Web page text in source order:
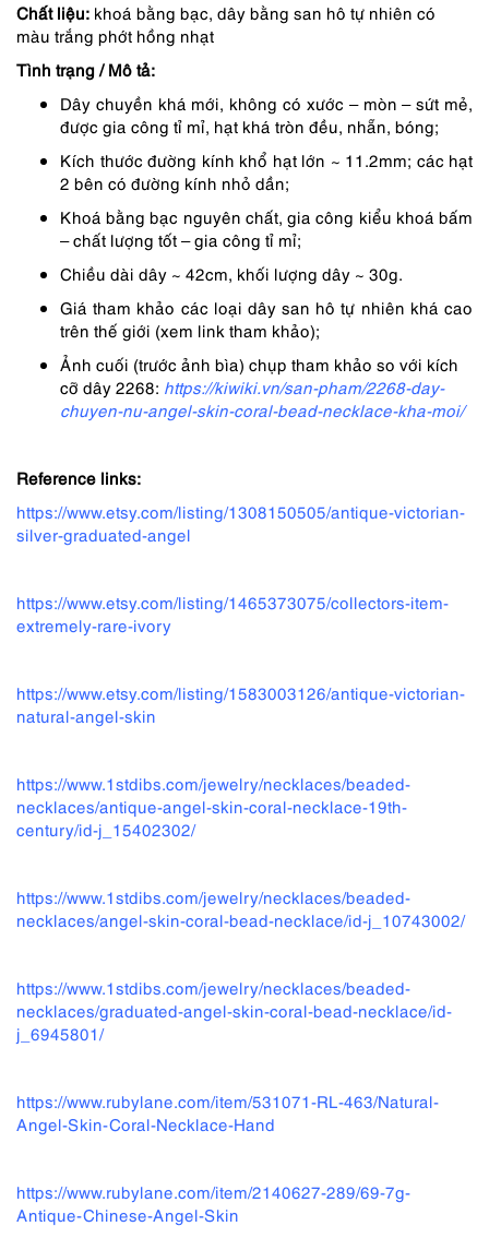
là:
6,890,000 ₫.
tại
là:
Chất liệu: khoá bằng bạc, dây bằng san hô tự nhiên có
màu trắng phớt hồng nhạt
Tình trạng / Mô tả:
Dây chuyền khá mới, không có xước – mòn – sứt mẻ,
được gia công tỉ mỉ, hạt khá tròn đều, nhẵn, bóng;
Kích thước đường kính khổ hạt lớn ~ 11.2mm; các hạt
2 bên có đường kính nhỏ dần;
Khoá bằng bạc nguyên chất, gia công kiểu khoá bấm
– chất lượng tốt – gia công tỉ mỉ;
Chiều dài dây ~ 42cm, khối lượng dây ~ 30g.
Giá tham khảo các loại dây san hô tự nhiên khá cao
trên thế giới (xem link tham khảo);
Ảnh cuối (trước ảnh bìa) chụp tham khảo so với kích
cỡ dây 2268: https://kiwiki.vn/san-pham/2268-day-
chuyen-nu-angel-skin-coral-bead-necklace-kha-moi/
Reference links:
https://www.etsy.com/listing/1308150505/antique-victorian-
silver-graduated-angel
https://www.etsy.com/listing/1465373075/collectors-item-
extremely-rare-ivory
https://www.etsy.com/listing/1583003126/antique-victorian-
natural-angel-skin
https://www.1stdibs.com/jewelry/necklaces/beaded-
necklaces/antique-angel-skin-coral-necklace-19th-
century/id-j_15402302/
https://www.1stdibs.com/jewelry/necklaces/beaded-
necklaces/angel-skin-coral-bead-necklace/id-j_10743002/
https://www.1stdibs.com/jewelry/necklaces/beaded-
necklaces/graduated-angel-skin-coral-bead-necklace/id-
j_6945801/
https://www.rubylane.com/item/531071-RL-463/Natural-
Angel-Skin-Coral-Necklace-Hand
https://www.rubylane.com/item/2140627-289/69-7g-
Antique-Chinese-Angel-Skin